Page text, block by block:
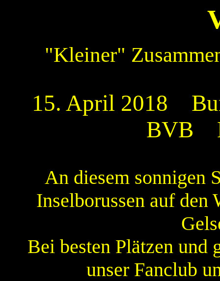
"Kleiner"
15. April 2018
BVB
An diesem sonnigen
Inselborussen auf den
Bei besten Plätzen und
unser Fanclub